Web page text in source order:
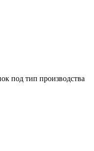
под тип производства